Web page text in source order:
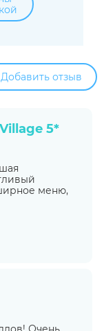
Добавить отзыв
5*
меню,